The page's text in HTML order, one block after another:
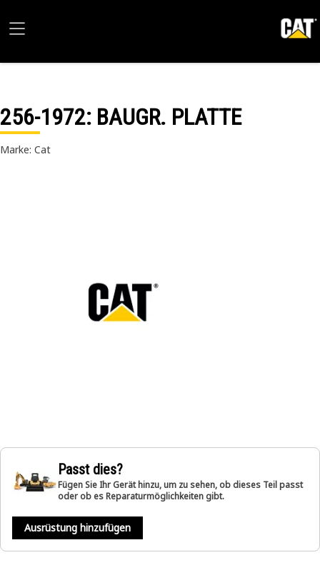
256-1972: BAUGR. PLATTE
Marke: Cat
Passt dies?
Fügen Sie Ihr Gerät hinzu, um zu sehen, ob dieses Teil passt
oder ob es Reparaturmöglichkeiten gibt.
Ausrüstung hinzufügen